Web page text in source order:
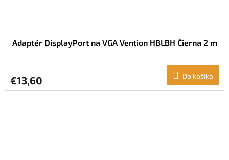
Adaptér DisplayPort na VGA Vention HBLBH Čierna 2 m
€13,60 Do košíka